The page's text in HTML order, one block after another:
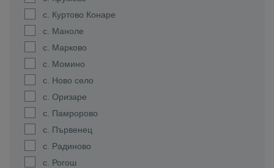
с. Куртово Конаре
с. Маноле
с. Марково
с. Момино
с. Ново село
с. Оризаре
с. Памророво
с. Първенец
с. Радиново
с. Рогош